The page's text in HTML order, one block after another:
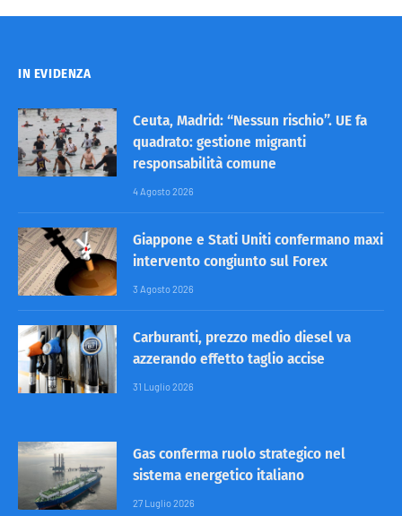
IN EVIDENZA
Ceuta, Madrid: “Nessun rischio”. UE fa
quadrato: gestione migranti
responsabilità comune
4 Agosto 2026
Giappone e Stati Uniti confermano maxi
intervento congiunto sul Forex
3 Agosto 2026
Carburanti, prezzo medio diesel va
azzerando effetto taglio accise
31 Luglio 2026
Gas conferma ruolo strategico nel
sistema energetico italiano
27 Luglio 2026